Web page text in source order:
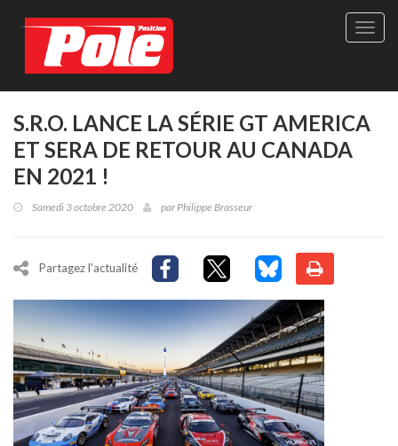
Site
-
S.R.O. LANCE LA SÉRIE GT AMERICA
ET SERA DE RETOUR AU CANADA
EN 2021 !
Samedi 3 octobre 2020 parPhilippe Brasseur
Partagez l'actualité